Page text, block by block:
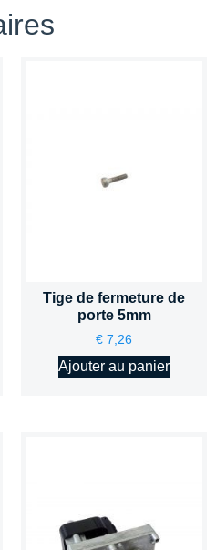
Tige de fermeture de
porte 5mm
€ 7,26
Ajouter au panier